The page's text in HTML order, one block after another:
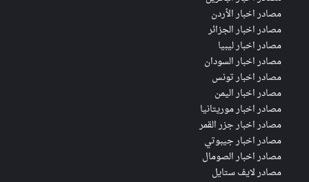
مصادر اخبار الأردن
مصادر اخبار الجزائر
مصادر اخبار ليبيا
مصادر اخبار السودان
مصادر اخبار تونس
مصادر اخبار اليمن
مصادر اخبار موريتانيا
مصادر اخبار جزر القمر
مصادر اخبار جيبوتي
مصادر اخبار الصومال
مصادر لايف ستايل